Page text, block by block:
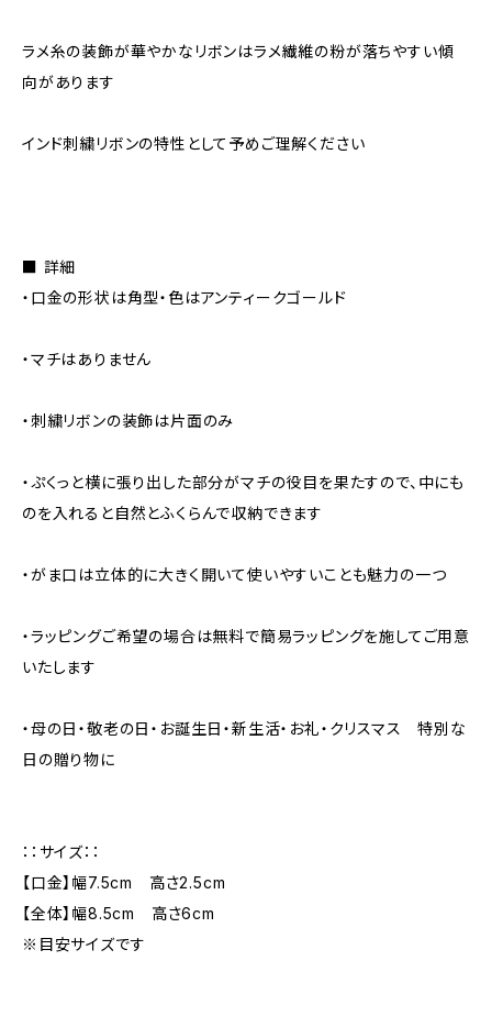
ラメ糸の装飾が華やかなリボンはラメ繊維の粉が落ちやすい傾
向があります
インド刺繍リボンの特性として予めご理解ください
■ 詳細
・口金の形状は角型・色はアンティークゴールド
・マチはありません
・刺繍リボンの装飾は片面のみ
・ぷくっと横に張り出した部分がマチの役目を果たすので、中にも
のを入れると自然とふくらんで収納できます
・がま口は立体的に大きく開いて使いやすいことも魅力の一つ
・ラッピングご希望の場合は無料で簡易ラッピングを施してご用意
いたします
・母の日・敬老の日・お誕生日・新生活・お礼・クリスマス 特別な
日の贈り物に
：：サイズ：：
【口金】幅7.5cm 高さ2.5cm
【全体】幅8.5cm 高さ6cm
※目安サイズです